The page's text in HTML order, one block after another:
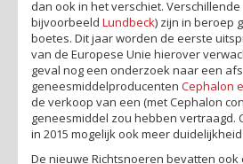
dan ook in het verschiet.
bijvoorbeeld Lundbeck) zijn in beroep
boetes. Dit jaar worden de eerste
van de Europese Unie hierover
geval nog een onderzoek naar een
geneesmiddelproducenten Cephalon
de verkoop van een (met Cephalon
geneesmiddel zou hebben vertraagd.
in 2015 mogelijk ook meer
De nieuwe Richtsnoeren bevatten